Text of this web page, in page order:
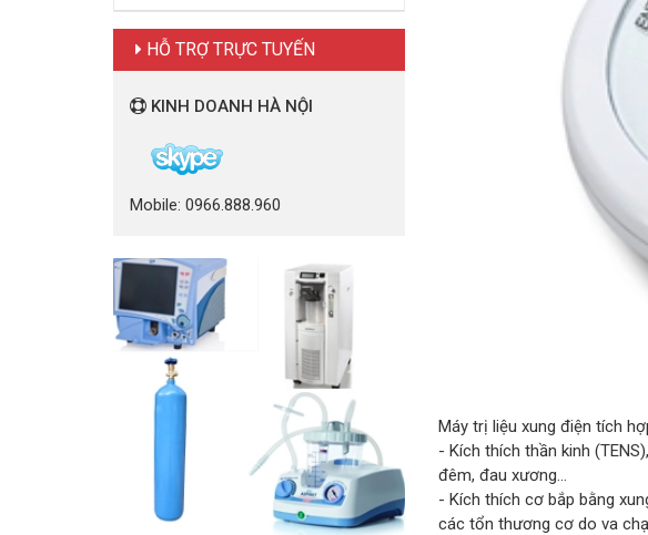
Máy trị liệu xung điện tích
- Kích thích thần kinh
đêm, đau xương…
- Kích thích cơ bắp bằng
các tổn thương cơ do va
HỖ TRỢ TRỰC TUYẾN
KINH DOANH HÀ NỘI
Mobile: 0966.888.960